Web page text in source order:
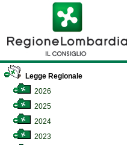
Legge Regionale
2026
2025
2024
2023